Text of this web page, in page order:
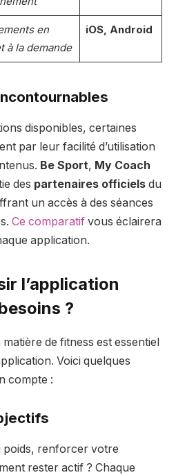
en
à la demande
iOS, Android
disponibles, certaines
par leur facilité d’utilisation
Be Sport, My Coach
des partenaires officiels du
un accès à des séances
Ce comparatif vous éclairera
application.
l’application
?
de fitness est essentiel
Voici quelques
compte :
renforcer votre
rester actif ? Chaque